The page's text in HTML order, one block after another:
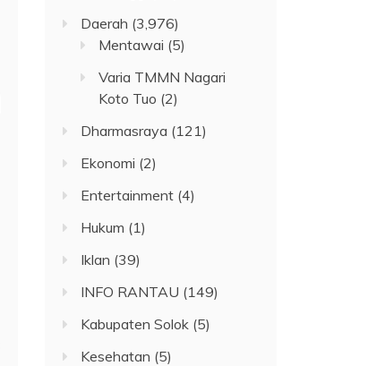
Daerah (3,976)
Mentawai (5)
Varia TMMN Nagari
Koto Tuo (2)
Dharmasraya (121)
Ekonomi (2)
Entertainment (4)
Hukum (1)
Iklan (39)
INFO RANTAU (149)
Kabupaten Solok (5)
Kesehatan (5)